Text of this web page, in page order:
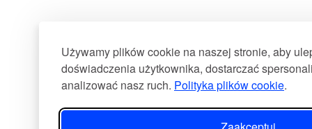
Używamy plików cookie na naszej stronie, aby
doświadczenia użytkownika, dostarczać
analizować nasz ruch. Polityka plików cookie.